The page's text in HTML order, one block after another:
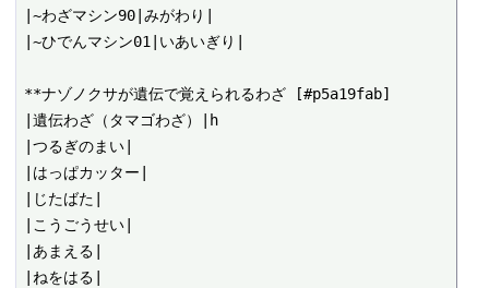
|~わざマシン90|みがわり|
|~ひでんマシン01|いあいぎり|
**ナゾノクサが遺伝で覚えられるわざ [#p5a19fab]
|遺伝わざ（タマゴわざ）|h
|つるぎのまい|
|はっぱカッター|
|じたばた|
|こうごうせい|
|あまえる|
|ねをはる|